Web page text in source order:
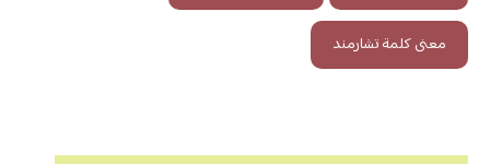
معنى كلمة تشارمند